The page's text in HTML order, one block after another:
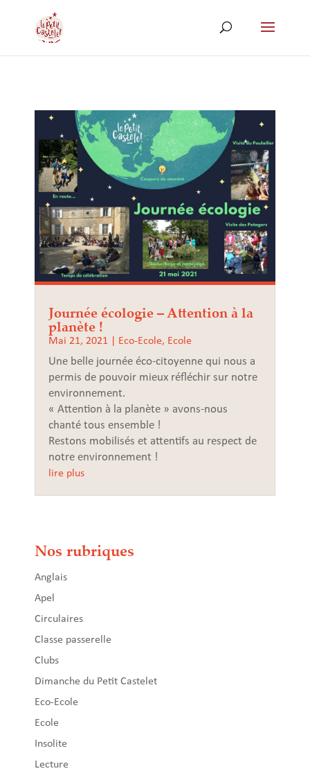
Journée écologie – Attention à la
planète !
Mai 21, 2021 Eco-Ecole, Ecole
Une belle journée éco-citoyenne qui nous a
permis de pouvoir mieux réfléchir sur notre
environnement.
« Attention à la planète » avons-nous
chanté tous ensemble !
Restons mobilisés et attentifs au respect de
notre environnement !
lire plus
Nos rubriques
Anglais
Apel
Circulaires
Classe passerelle
Clubs
Dimanche du Petit Castelet
Eco-Ecole
Ecole
Insolite
Lecture